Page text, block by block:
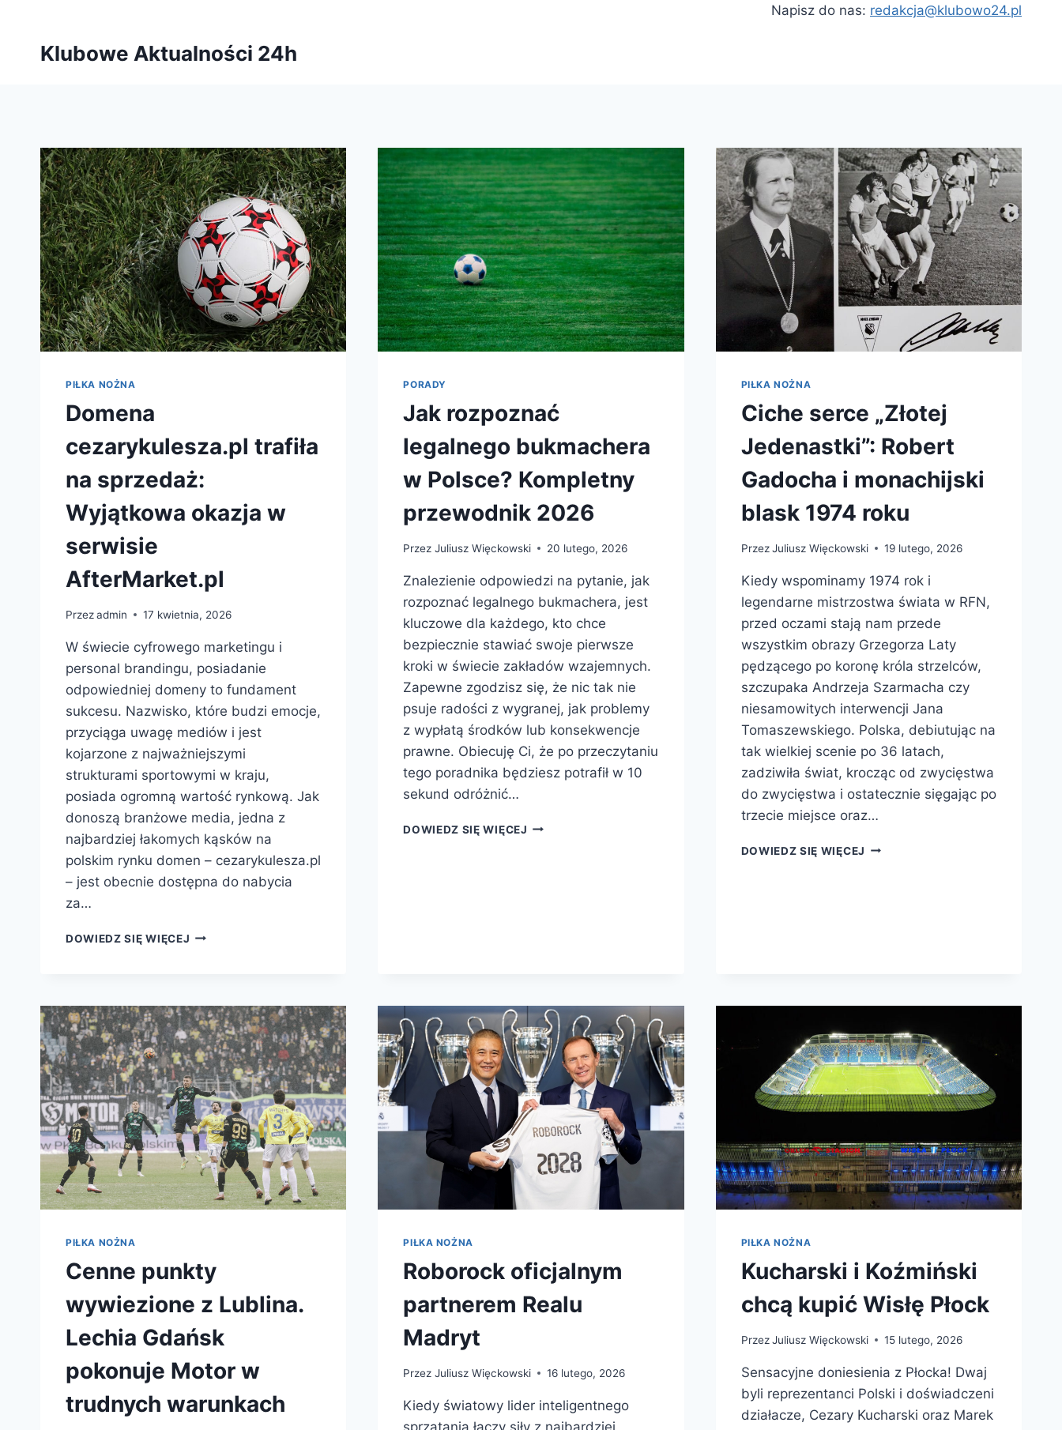
Napisz do nas: redakcja@klubowo24.pl
Klubowe Aktualności 24h
PIŁKA NOŻNA
Domena
cezarykulesza.pl trafiła
na sprzedaż:
Wyjątkowa okazja w
serwisie
AfterMarket.pl
Przezadmin 17 kwietnia, 2026
W świecie cyfrowego marketingu i
personal brandingu, posiadanie
odpowiedniej domeny to fundament
sukcesu. Nazwisko, które budzi emocje,
przyciąga uwagę mediów i jest
kojarzone z najważniejszymi
strukturami sportowymi w kraju,
posiada ogromną wartość rynkową. Jak
donoszą branżowe media, jedna z
najbardziej łakomych kąsków na
polskim rynku domen – cezarykulesza.pl
– jest obecnie dostępna do nabycia
za…
DOWIEDZ SIĘ WIĘCEJ DOMENA
WYJĄTKOWA
OKAZJA
W
SERWISIE
AFTERMARKET.PL
PORADY
Jak rozpoznać
legalnego bukmachera
w Polsce? Kompletny
przewodnik 2026
Przez Juliusz Więckowski 20 lutego, 2026
Znalezienie odpowiedzi na pytanie, jak
rozpoznać legalnego bukmachera, jest
kluczowe dla każdego, kto chce
bezpiecznie stawiać swoje pierwsze
kroki w świecie zakładów wzajemnych.
Zapewne zgodzisz się, że nic tak nie
psuje radości z wygranej, jak problemy
z wypłatą środków lub konsekwencje
prawne. Obiecuję Ci, że po przeczytaniu
tego poradnika będziesz potrafił w 10
sekund odróżnić…
DOWIEDZ SIĘ WIĘCEJ JAK
PIŁKA NOŻNA
Ciche serce „Złotej
Jedenastki”: Robert
Gadocha i monachijski
blask 1974 roku
Przez Juliusz Więckowski 19 lutego, 2026
Kiedy wspominamy 1974 rok i
legendarne mistrzostwa świata w RFN,
przed oczami stają nam przede
wszystkim obrazy Grzegorza Laty
pędzącego po koronę króla strzelców,
szczupaka Andrzeja Szarmacha czy
niesamowitych interwencji Jana
Tomaszewskiego. Polska, debiutując na
tak wielkiej scenie po 36 latach,
zadziwiła świat, krocząc od zwycięstwa
do zwycięstwa i ostatecznie sięgając po
trzecie miejsce oraz…
DOWIEDZ SIĘ WIĘCEJ CICHE
PIŁKA NOŻNA
Cenne punkty
wywiezione z Lublina.
Lechia Gdańsk
pokonuje Motor w
trudnych warunkach
PIŁKA NOŻNA
Roborock oficjalnym
partnerem Realu
Madryt
Przez Juliusz Więckowski 16 lutego, 2026
Kiedy światowy lider inteligentnego
sprzątania łączy siły z najbardziej
PIŁKA NOŻNA
Kucharski i Koźmiński
chcą kupić Wisłę Płock
Przez Juliusz Więckowski 15 lutego, 2026
Sensacyjne doniesienia z Płocka! Dwaj
byli reprezentanci Polski i doświadczeni
działacze, Cezary Kucharski oraz Marek